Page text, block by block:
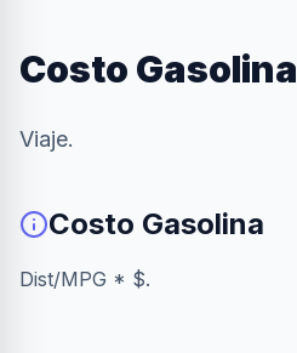
Costo Gasolina
Viaje.
Costo Gasolina
Dist/MPG * $.